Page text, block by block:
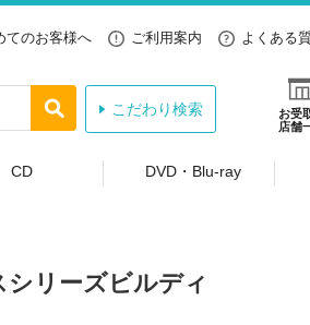
てのお客様へ ご利用案内 よくある
お受
店舗
こだわり検索
CD DVD・Blu-ray
リーズビルディ